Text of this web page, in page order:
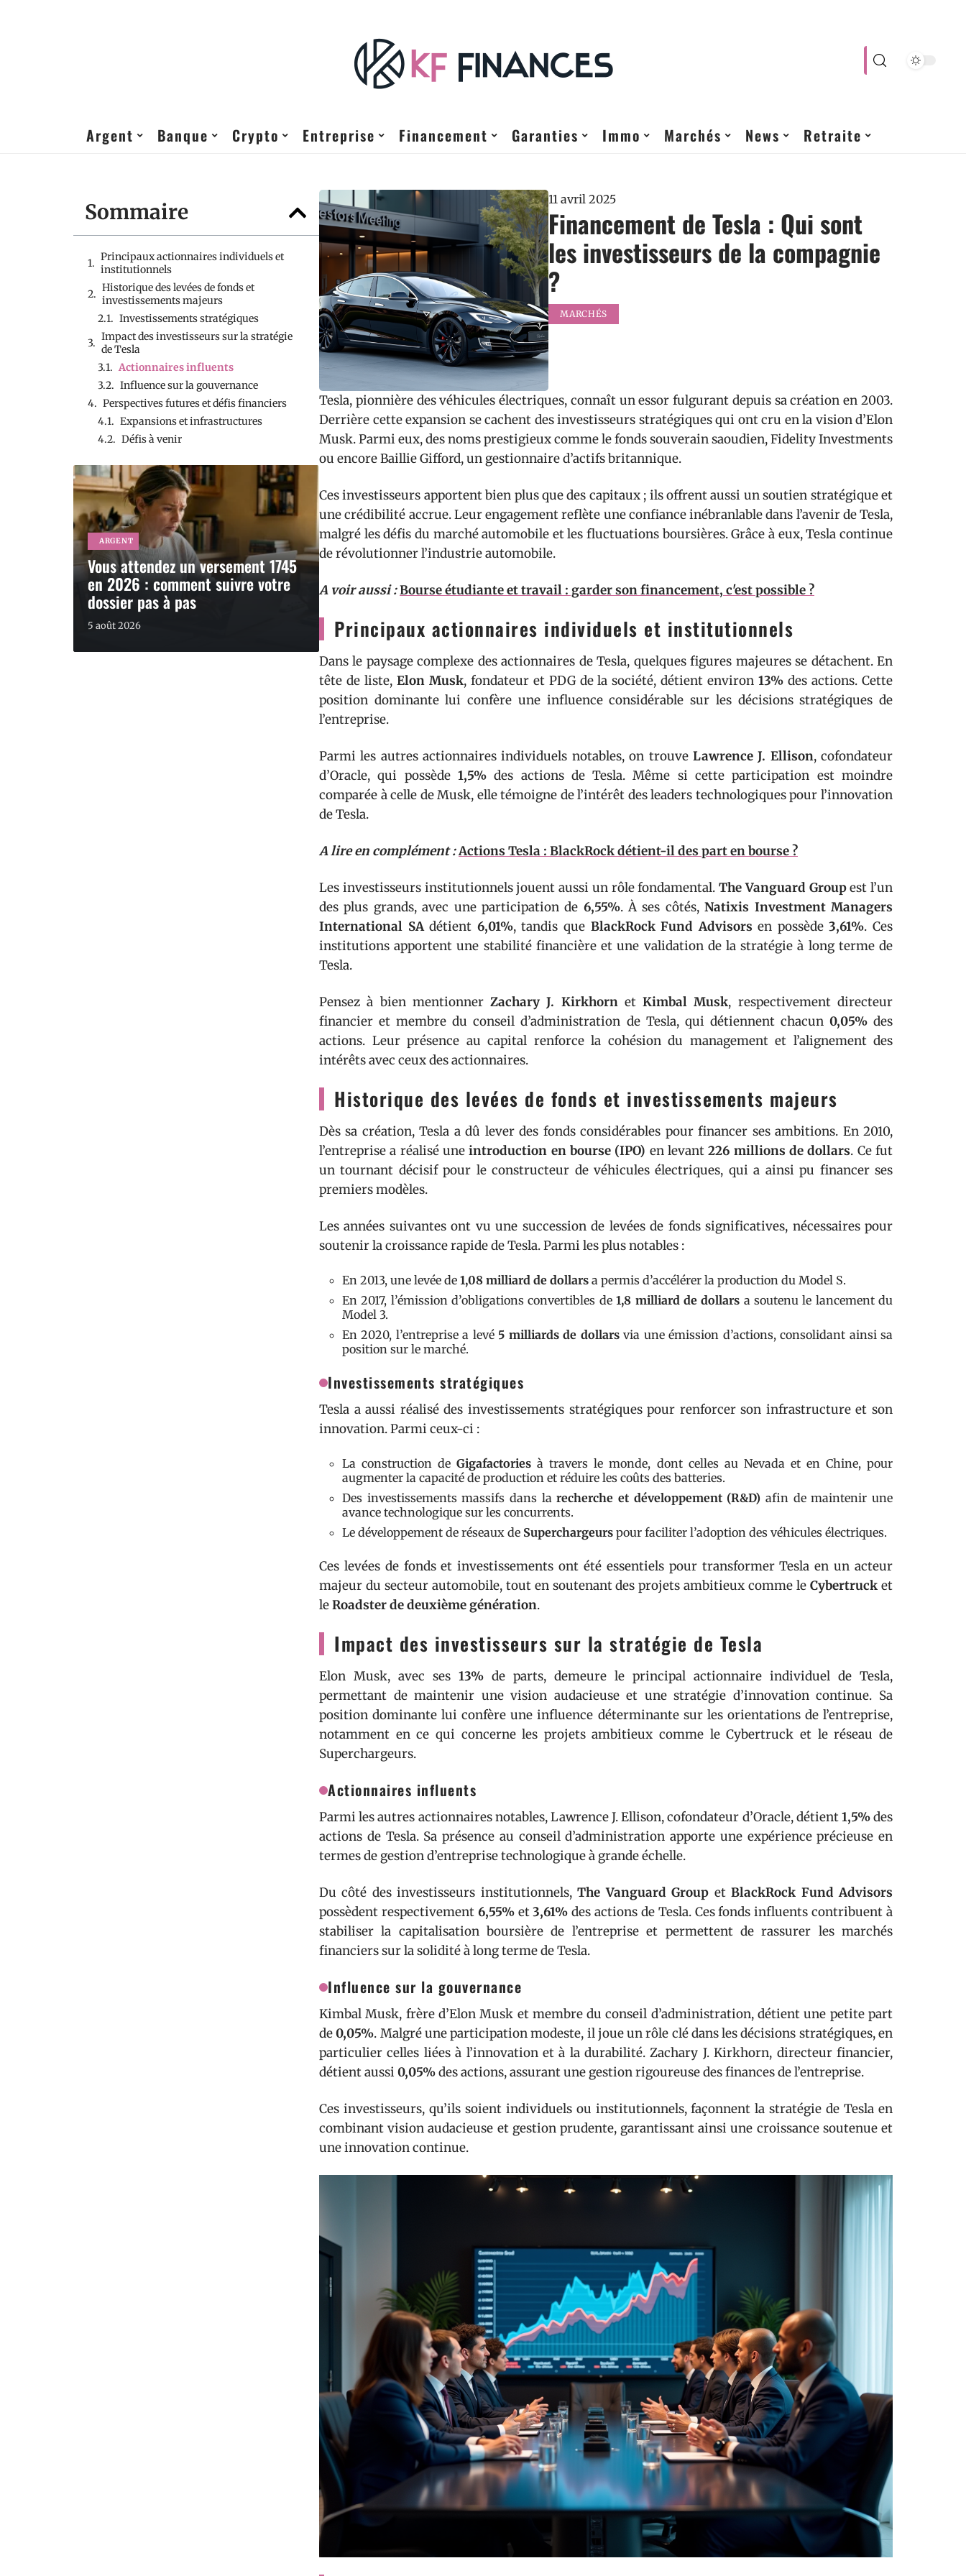
Argent Banque Crypto Entreprise Financement Garanties Immo Marchés News Retraite
Sommaire
Principaux actionnaires individuels et
institutionnels
Historique des levées de fonds et
investissements majeurs
Investissements stratégiques
Impact des investisseurs sur la stratégie
de Tesla
Actionnaires influents
Influence sur la gouvernance
Perspectives futures et défis financiers
Expansions et infrastructures
Défis à venir
ARGENT
Vous attendez un versement 1745
en 2026 : comment suivre votre
dossier pas à pas
5 août 2026
11 avril 2025
Financement de Tesla : Qui sont
les investisseurs de la compagnie
?
MARCHÉS
Tesla, pionnière des véhicules électriques, connaît un essor fulgurant depuis sa création en 2003.
Derrière cette expansion se cachent des investisseurs stratégiques qui ont cru en la vision d’Elon
Musk. Parmi eux, des noms prestigieux comme le fonds souverain saoudien, Fidelity Investments
ou encore Baillie Gifford, un gestionnaire d’actifs britannique.
Ces investisseurs apportent bien plus que des capitaux ; ils offrent aussi un soutien stratégique et
une crédibilité accrue. Leur engagement reflète une confiance inébranlable dans l’avenir de Tesla,
malgré les défis du marché automobile et les fluctuations boursières. Grâce à eux, Tesla continue
de révolutionner l’industrie automobile.
A voir aussi :Bourse étudiante et travail : garder son financement, c'est possible ?
Principaux actionnaires individuels et institutionnels
Dans le paysage complexe des actionnaires de Tesla, quelques figures majeures se détachent. En
tête de liste, Elon Musk, fondateur et PDG de la société, détient environ13% des actions. Cette
position dominante lui confère une influence considérable sur les décisions stratégiques de
l’entreprise.
Parmi les autres actionnaires individuels notables, on trouve Lawrence J. Ellison, cofondateur
d’Oracle, qui possède 1,5%des actions de Tesla. Même si cette participation est moindre
comparée à celle de Musk, elle témoigne de l’intérêt des leaders technologiques pour l’innovation
de Tesla.
A lire en complément :Actions Tesla : BlackRock détient-il des part en bourse ?
Les investisseurs institutionnels jouent aussi un rôle fondamental. The Vanguard Groupest l’un
des plus grands, avec une participation de 6,55%. À ses côtés,Natixis Investment Managers
International SAdétient 6,01%, tandis que BlackRock Fund Advisors en possède3,61%. Ces
institutions apportent une stabilité financière et une validation de la stratégie à long terme de
Tesla.
Pensez à bien mentionnerZachary J. KirkhornetKimbal Musk, respectivement directeur
financier et membre du conseil d’administration de Tesla, qui détiennent chacun 0,05%des
actions. Leur présence au capital renforce la cohésion du management et l’alignement des
intérêts avec ceux des actionnaires.
Historique des levées de fonds et investissements majeurs
Dès sa création, Tesla a dû lever des fonds considérables pour financer ses ambitions. En 2010,
l’entreprise a réalisé uneintroduction en bourse (IPO) en levant226 millions de dollars. Ce fut
un tournant décisif pour le constructeur de véhicules électriques, qui a ainsi pu financer ses
premiers modèles.
Les années suivantes ont vu une succession de levées de fonds significatives, nécessaires pour
soutenir la croissance rapide de Tesla. Parmi les plus notables :
En 2013, une levée de 1,08 milliard de dollars a permis d’accélérer la production du Model S.
En 2017, l’émission d’obligations convertibles de1,8 milliard de dollars a soutenu le lancement du
Model 3.
En 2020, l’entreprise a levé 5 milliards de dollarsvia une émission d’actions, consolidant ainsi sa
position sur le marché.
Investissements stratégiques
Tesla a aussi réalisé des investissements stratégiques pour renforcer son infrastructure et son
innovation. Parmi ceux-ci :
La construction deGigafactories à travers le monde, dont celles au Nevada et en Chine, pour
augmenter la capacité de production et réduire les coûts des batteries.
Des investissements massifs dans larecherche et développement (R&D) afin de maintenir une
avance technologique sur les concurrents.
Le développement de réseaux de Superchargeurs pour faciliter l’adoption des véhicules électriques.
Ces levées de fonds et investissements ont été essentiels pour transformer Tesla en un acteur
majeur du secteur automobile, tout en soutenant des projets ambitieux comme leCybertruck et
leRoadster de deuxième génération.
Impact des investisseurs sur la stratégie de Tesla
Elon Musk, avec ses 13% de parts, demeure le principal actionnaire individuel de Tesla,
permettant de maintenir une vision audacieuse et une stratégie d’innovation continue. Sa
position dominante lui confère une influence déterminante sur les orientations de l’entreprise,
notamment en ce qui concerne les projets ambitieux comme le Cybertruck et le réseau de
Superchargeurs.
Actionnaires influents
Parmi les autres actionnaires notables, Lawrence J. Ellison, cofondateur d’Oracle, détient1,5%des
actions de Tesla. Sa présence au conseil d’administration apporte une expérience précieuse en
termes de gestion d’entreprise technologique à grande échelle.
Du côté des investisseurs institutionnels,The Vanguard Group etBlackRock Fund Advisors
possèdent respectivement 6,55%et3,61% des actions de Tesla. Ces fonds influents contribuent à
stabiliser la capitalisation boursière de l’entreprise et permettent de rassurer les marchés
financiers sur la solidité à long terme de Tesla.
Influence sur la gouvernance
Kimbal Musk, frère d’Elon Musk et membre du conseil d’administration, détient une petite part
de0,05%. Malgré une participation modeste, il joue un rôle clé dans les décisions stratégiques, en
particulier celles liées à l’innovation et à la durabilité. Zachary J. Kirkhorn, directeur financier,
détient aussi 0,05%des actions, assurant une gestion rigoureuse des finances de l’entreprise.
Ces investisseurs, qu’ils soient individuels ou institutionnels, façonnent la stratégie de Tesla en
combinant vision audacieuse et gestion prudente, garantissant ainsi une croissance soutenue et
une innovation continue.